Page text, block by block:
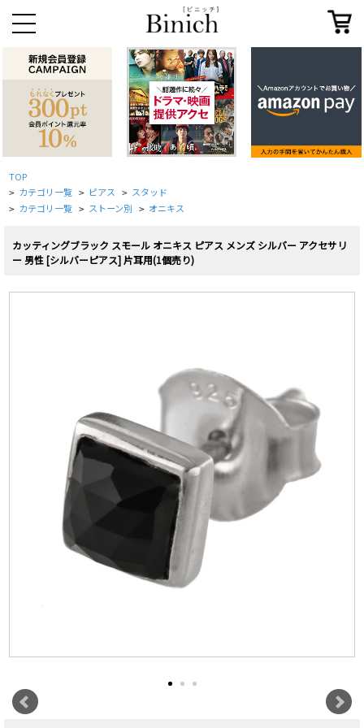
TOP
> カテゴリ一覧 > ピアス > スタッド
> カテゴリ一覧 > ストーン別 > オニキス
カッティングブラック スモール オニキス ピアス メンズ シルバー アクセサリ
ー 男性 [シルバーピアス] 片耳用(1個売り)